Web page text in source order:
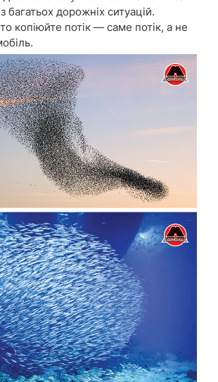
багатьох дорожніх ситуацій.
копіюйте потік — саме потік, а не